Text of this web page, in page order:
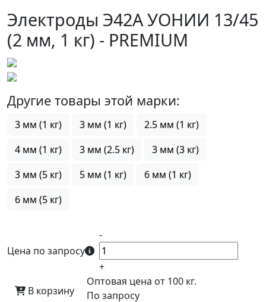
Электроды Э42А УОНИИ 13/45
(2 мм, 1 кг) - PREMIUM
Другие товары этой марки:
3 мм (1 кг) 3 мм (1 кг)
2.5 мм (1 кг)
4 мм (1 кг)
3 мм (2.5 кг)
3 мм (3 кг)
3 мм (5 кг)
5 мм (1 кг)
6 мм (1 кг)
6 мм (5 кг)
Цена по запросу
-
+
В корзину
Оптовая цена от 100 кг.
По запросу